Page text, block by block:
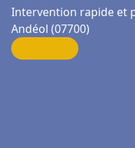
Intervention rapide et
Andéol (07700)